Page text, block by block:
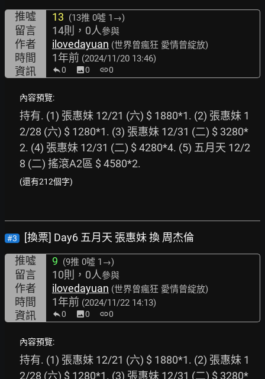
推噓
13 (13推 0噓 1→)
留言 14則，0人參與
作者 ilovedayuan (世界曾瘋狂 愛情曾綻放)
時間 1年前 (2024/11/20 13:46)
資訊 0 image0 link0
內容預覽:
持有. (1) 張惠妹 12/21 (六) $ 1880*1. (2) 張惠妹 1
2/28 (六) $ 1280*1. (3) 張惠妹 12/31 (二) $ 3280*
2. (4) 張惠妹 12/31 (二) $ 4280*4. (5) 五月天 12/2
8 (二) 搖滾A2區 $ 4580*2.
(還有212個字)
#3
[換票] Day6 五月天 張惠妹 換 周杰倫
推噓
9 (9推 0噓 1→)
留言 10則，0人參與
作者 ilovedayuan (世界曾瘋狂 愛情曾綻放)
時間 1年前 (2024/11/22 14:13)
資訊 0 image0 link0
內容預覽:
持有. (1) 張惠妹 12/21 (六) $ 1880*1. (2) 張惠妹 1
2/28 (六) $ 1280*1. (3) 張惠妹 12/31 (二) $ 3280*